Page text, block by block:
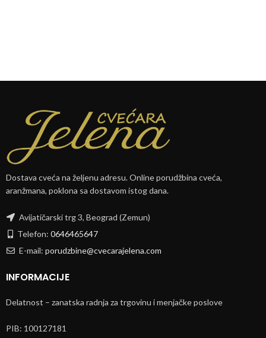
Dostava cveća na željenu adresu. Online porudžbina cveća,
aranžmana, poklona sa dostavom istog dana.
Avijatičarski trg 3, Beograd (Zemun)
Telefon: 0646465647
E-mail: porudzbine@cvecarajelena.com
INFORMACIJE
Delatnost – zanatska radnja za trgovinu i menjačke poslove
PIB: 100127181